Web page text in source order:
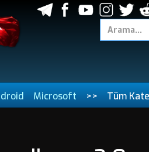
Microsoft >> Tüm